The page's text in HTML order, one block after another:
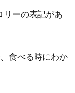
リーの表記があ
食べる時にわか